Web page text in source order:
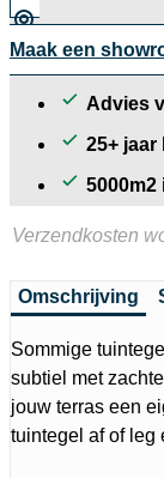
Maak een
Advies
25+
5000m2
Verzendkosten
Omschrijving
Sommige
subtiel met
jouw terras een
tuintegel af of leg